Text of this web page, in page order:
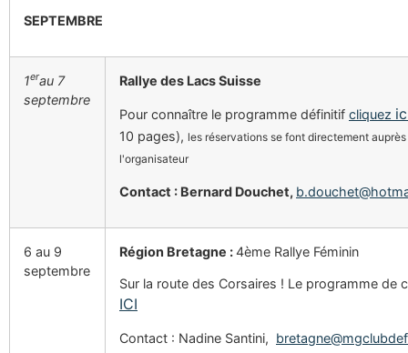
SEPTEMBRE
1erau 7
septembre
Rallye des Lacs Suisse
Pour connaître le programme définitif cliquez
10 pages), les réservations se font directement
l'organisateur
Contact : Bernard Douchet,
6 au 9
septembre
Région Bretagne :4ème Rallye Féminin
Sur la route des Corsaires ! Le programme de
ICI
Contact : Nadine Santini,